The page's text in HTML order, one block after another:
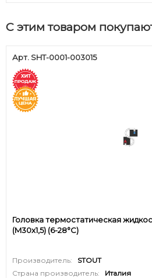
С этим товаром
Арт. SHT-0001-003015
Головка термостатическая
(M30x1,5) (6-28°C)
Производитель:
STOUT
Страна производитель:
Италия